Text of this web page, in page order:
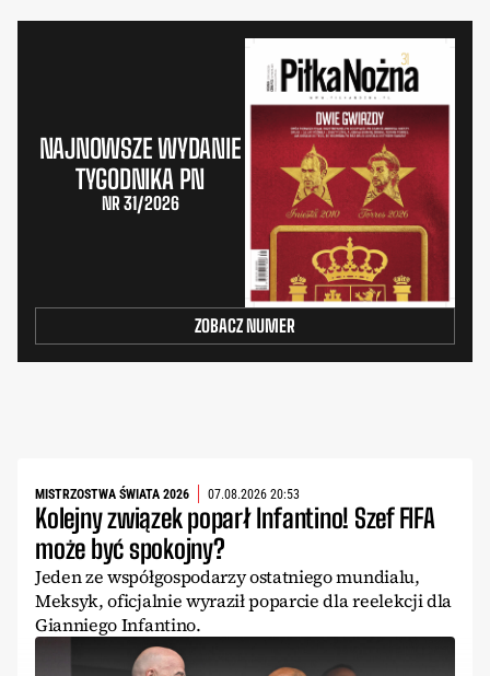
NAJNOWSZE WYDANIE
TYGODNIKA PN
NR 31/2026
ZOBACZ NUMER
MISTRZOSTWA ŚWIATA 2026 07.08.2026 20:53
Kolejny związek poparł Infantino! Szef FIFA
może być spokojny?
Jeden ze współgospodarzy ostatniego mundialu,
Meksyk, oficjalnie wyraził poparcie dla reelekcji dla
Gianniego Infantino.